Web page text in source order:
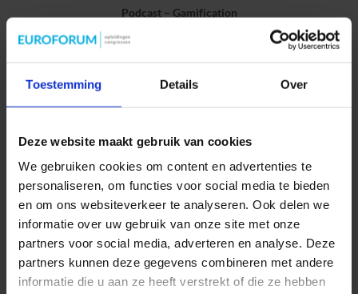
Toestemming Details Over
Deze website maakt gebruik van cookies
We gebruiken cookies om content en advertenties te
personaliseren, om functies voor social media te bieden
en om ons websiteverkeer te analyseren. Ook delen we
informatie over uw gebruik van onze site met onze
partners voor social media, adverteren en analyse. Deze
partners kunnen deze gegevens combineren met andere
informatie die u aan ze heeft verstrekt of die ze hebben
Podcast – Gamification
[vc_row][vc_column][vc_column_text] Gamification: hoe koppel